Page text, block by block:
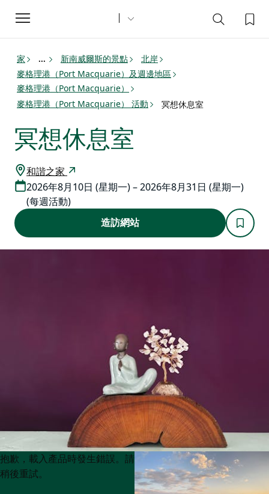
Toggle
navigation
家 ... 新南威爾斯的景點
北岸
麥格理港（Port Macquarie）及週邊地區
麥格理港（Port Macquarie）
麥格理港（Port Macquarie） 活動
冥想休息室
冥想休息室
和諧之家
2026年8月10日 (星期一) – 2026年8月31日 (星期一)
(每週活動)
造訪網站
Product
List
Product
List
抱歉，載入產品時發生錯誤。請
稍後重試。